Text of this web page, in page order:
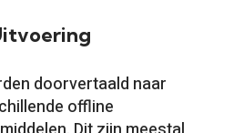
doorvertaald naar
offline